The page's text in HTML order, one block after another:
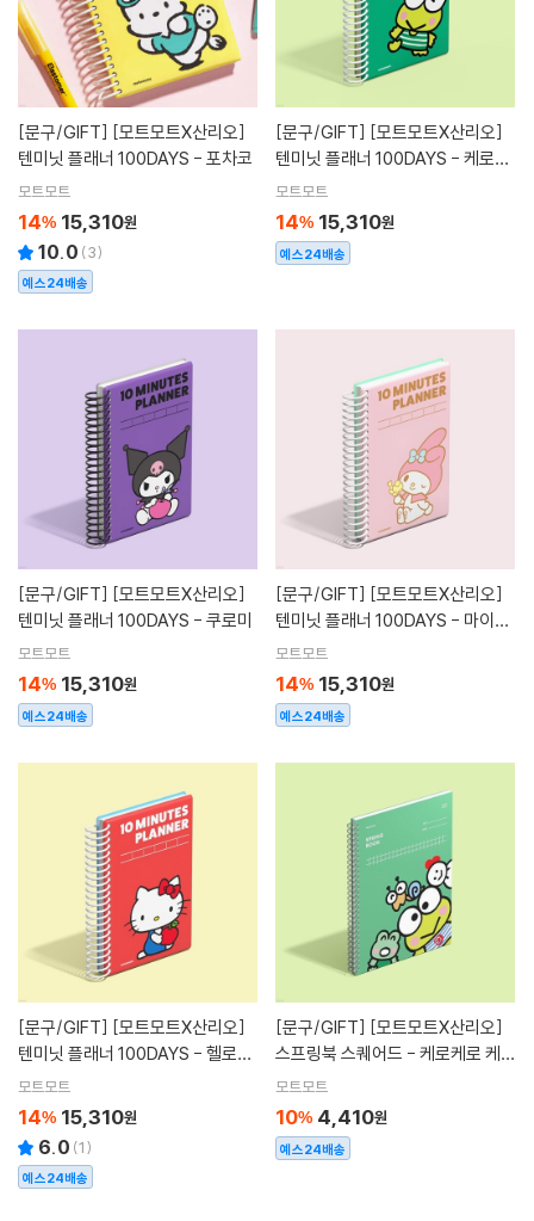
[문구/GIFT]
텐미닛 플래너 100DAYS - 포차코
모트모트
14% 15,310원
10.0 (3)
예스24배송
[문구/GIFT]
텐미닛 플래너 100DAYS - 케로케
로 케로피
모트모트
14% 15,310원
예스24배송
[문구/GIFT]
텐미닛 플래너 100DAYS - 쿠로미
모트모트
14% 15,310원
예스24배송
[문구/GIFT]
텐미닛 플래너 100DAYS - 마이멜
로디
모트모트
14% 15,310원
예스24배송
[문구/GIFT]
텐미닛 플래너 100DAYS - 헬로키
티
모트모트
14% 15,310원
6.0 (1)
예스24배송
[문구/GIFT]
스프링북 스퀘어드 - 케로케로 케로
피
모트모트
10% 4,410원
예스24배송